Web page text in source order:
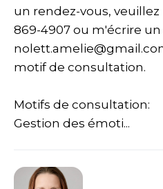
un rendez-vous,
869-4907 ou m'écrire
motif de consultation.
Motifs de consultation:
Gestion des émoti...